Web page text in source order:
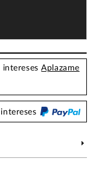
interesesAplazame